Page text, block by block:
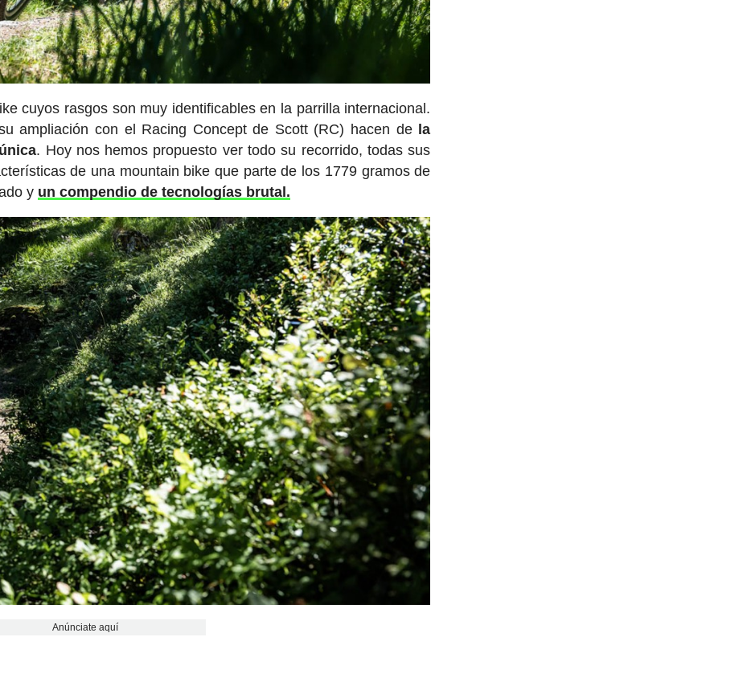
cuyos rasgos son muy identificables en la parrilla internacional.
ampliación con el Racing Concept de Scott (RC) hacen de la
. Hoy nos hemos propuesto ver todo su recorrido, todas sus
de una mountain bike que parte de los 1779 gramos de
y un compendio de tecnologías brutal.
Anúnciate aquí